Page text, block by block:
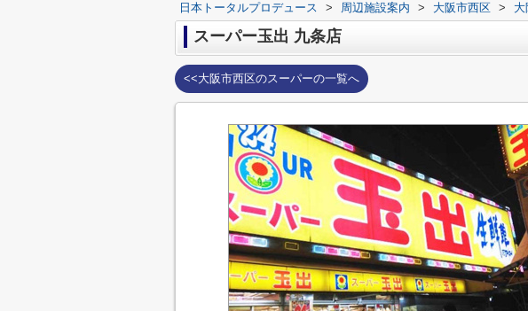
日本トータルプロデュース > 周辺施設案内 > 大阪市西区 >
スーパー玉出 九条店
<<大阪市西区のスーパーの一覧へ